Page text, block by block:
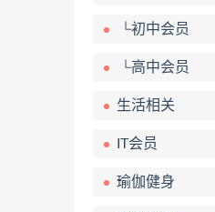
└初中会员
└高中会员
生活相关
IT会员
瑜伽健身